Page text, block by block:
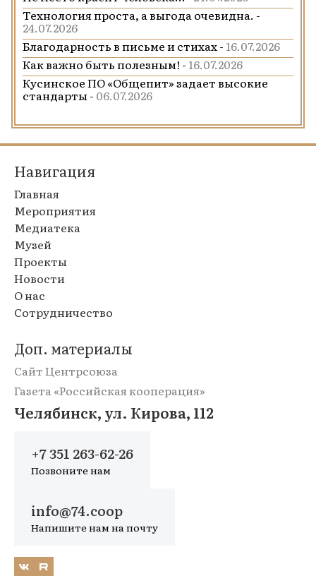
Технология проста, а выгода очевидна. -
24.07.2026
Благодарность в письме и стихах - 16.07.2026
Как важно быть полезным! - 16.07.2026
Кусинское ПО «Общепит» задает высокие
стандарты - 06.07.2026
Навигация
Главная
Мероприятия
Медиатека
Музей
Проекты
Новости
О нас
Сотрудничество
Доп. материалы
Сайт Центрсоюза
Газета «Российская кооперация»
Челябинск, ул. Кирова, 112
+7 351 263-62-26
Позвоните нам
info@74.coop
Напишите нам на почту